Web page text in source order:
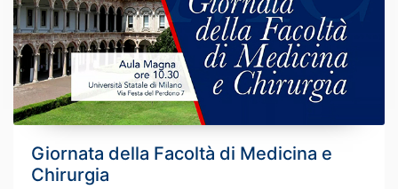
Giornata della Facoltà di Medicina e
Chirurgia